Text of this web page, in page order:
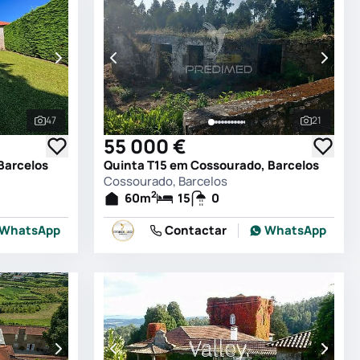
Ver todas as fotografias
47 Ver
21
55 000 €
Quinta T15 em Cossourado, Barcelos
Cossourado, Barcelos
60m2 15
0
Contactar
WhatsApp